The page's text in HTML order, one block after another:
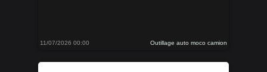
11/07/2026 00:00 Outillage auto moco camion